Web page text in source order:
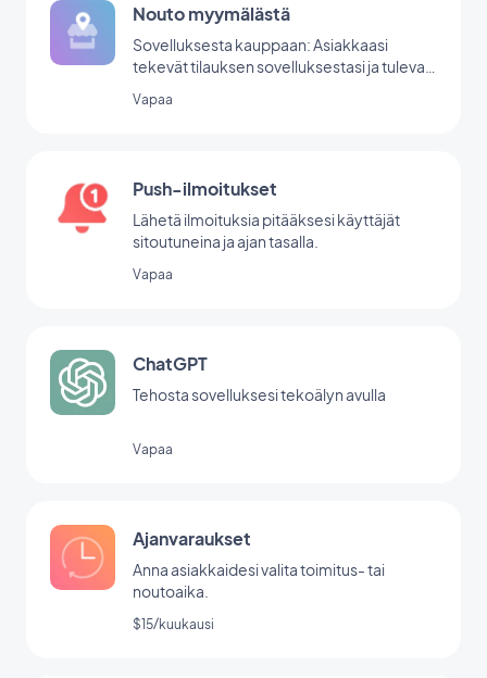
Nouto myymälästä
Sovelluksesta kauppaan: Asiakkaasi
tekevät tilauksen sovelluksestasi ja tulevat
Vapaa
Push-ilmoitukset
Lähetä ilmoituksia pitääksesi käyttäjät
sitoutuneina ja ajan tasalla.
Vapaa
ChatGPT
Tehosta sovelluksesi tekoälyn avulla
Vapaa
Ajanvaraukset
Anna asiakkaidesi valita toimitus- tai
noutoaika.
$15/kuukausi